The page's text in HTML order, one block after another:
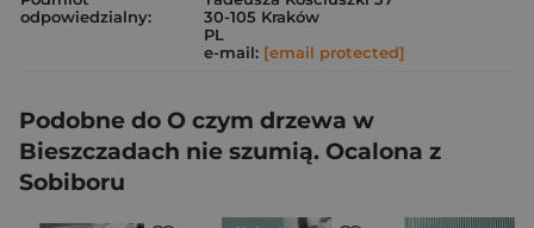
odpowiedzialny:
30-105 Kraków
PL
e-mail: [email protected]
Podobne do O czym drzewa w
Bieszczadach nie szumią. Ocalona z
Sobiboru